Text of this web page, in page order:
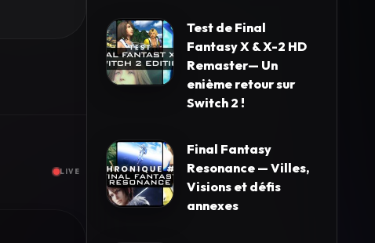
LIVE
Test de Final
Fantasy X & X-2 HD
Remaster— Un
enième retour sur
Switch 2 !
Final Fantasy
Resonance — Villes,
Visions et défis
annexes